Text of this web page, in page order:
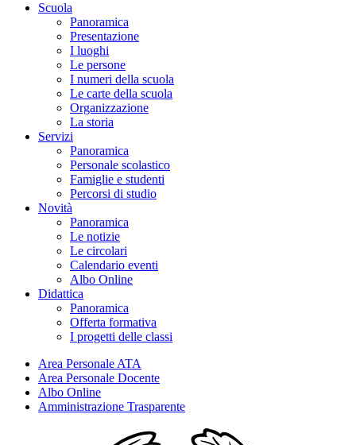
Scuola
Panoramica
Presentazione
I luoghi
Le persone
I numeri della scuola
Le carte della scuola
Organizzazione
La storia
Servizi
Panoramica
Personale scolastico
Famiglie e studenti
Percorsi di studio
Novità
Panoramica
Le notizie
Le circolari
Calendario eventi
Albo Online
Didattica
Panoramica
Offerta formativa
I progetti delle classi
Area Personale ATA
Area Personale Docente
Albo Online
Amministrazione Trasparente